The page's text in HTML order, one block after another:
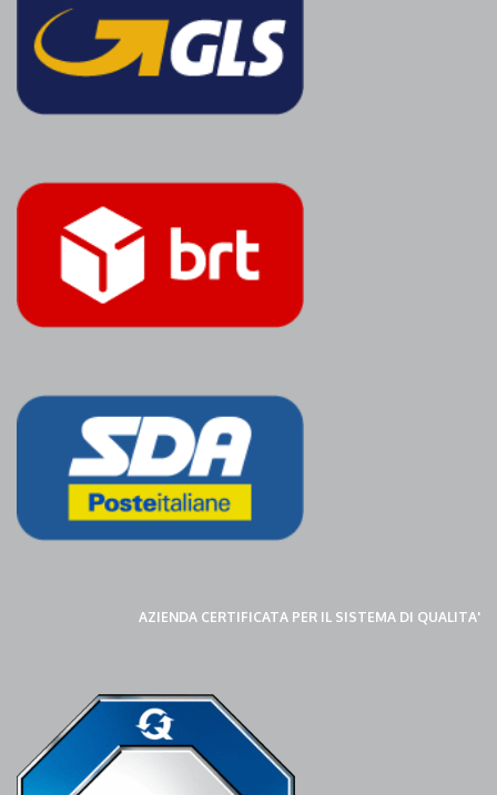
AZIENDA CERTIFICATA PER IL SISTEMA DI QUALITA'